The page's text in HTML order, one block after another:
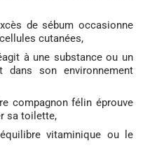
de sébum occasionne
cutanées,
à une substance ou un
dans son environnement
compagnon félin éprouve
sa toilette,
vitaminique ou le